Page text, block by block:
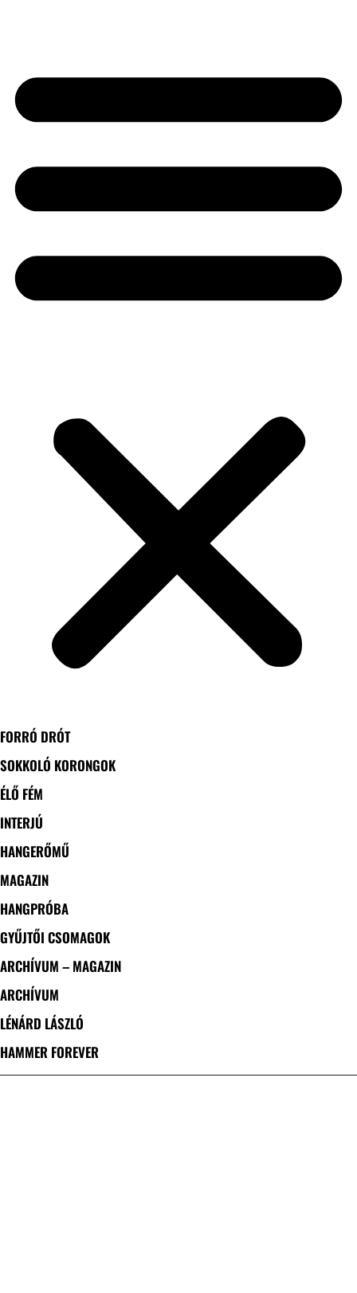
FORRÓ DRÓT
SOKKOLÓ KORONGOK
ÉLŐ FÉM
INTERJÚ
HANGERŐMŰ
MAGAZIN
HANGPRÓBA
GYŰJTŐI CSOMAGOK
ARCHÍVUM – MAGAZIN
ARCHÍVUM
LÉNÁRD LÁSZLÓ
HAMMER FOREVER